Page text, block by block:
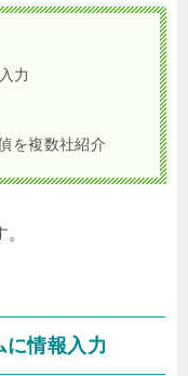
力
を複数社紹介
情報入力